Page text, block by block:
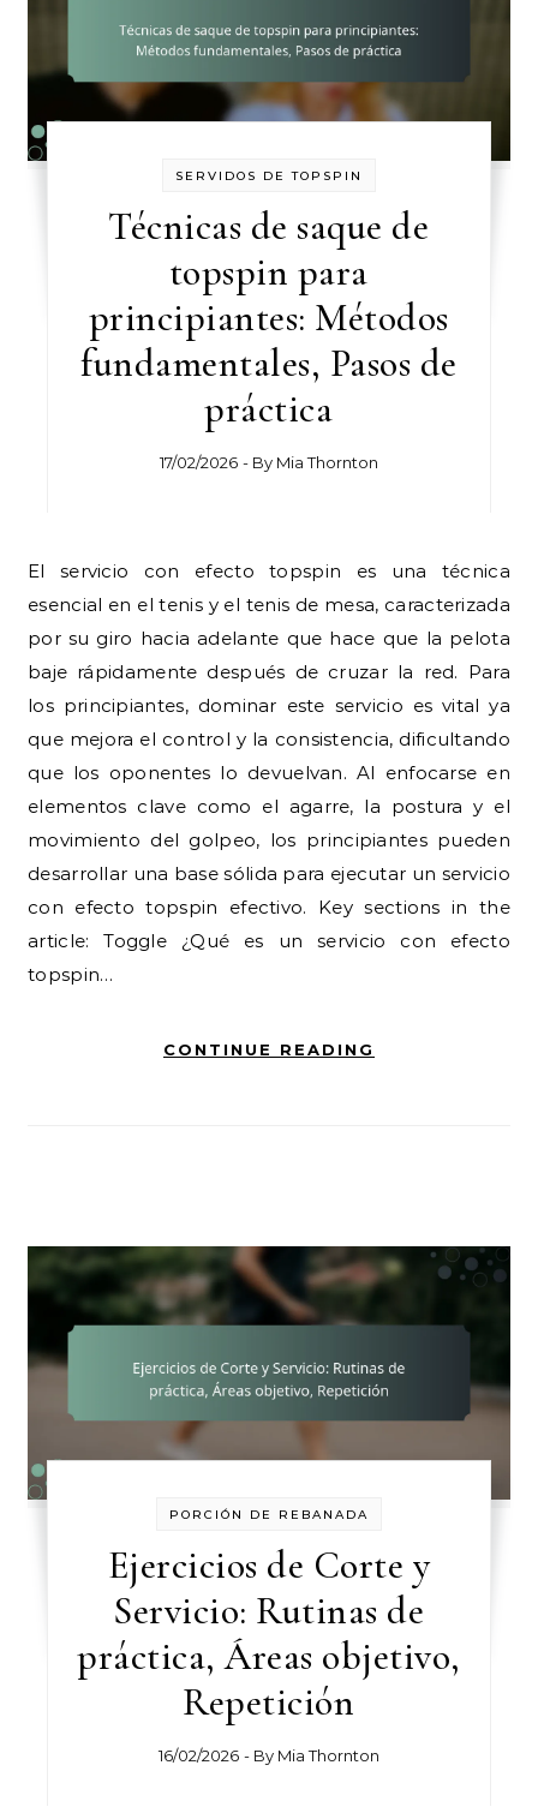
SERVIDOS DE TOPSPIN
Técnicas de saque de
topspin para
principiantes: Métodos
fundamentales, Pasos de
práctica
17/02/2026 - By Mia Thornton
El servicio con efecto topspin es una técnica
esencial en el tenis y el tenis de mesa, caracterizada
por su giro hacia adelante que hace que la pelota
baje rápidamente después de cruzar la red. Para
los principiantes, dominar este servicio es vital ya
que mejora el control y la consistencia, dificultando
que los oponentes lo devuelvan. Al enfocarse en
elementos clave como el agarre, la postura y el
movimiento del golpeo, los principiantes pueden
desarrollar una base sólida para ejecutar un servicio
con efecto topspin efectivo. Key sections in the
article: Toggle ¿Qué es un servicio con efecto
topspin…
CONTINUE READING
PORCIÓN DE REBANADA
Ejercicios de Corte y
Servicio: Rutinas de
práctica, Áreas objetivo,
Repetición
16/02/2026 - By Mia Thornton